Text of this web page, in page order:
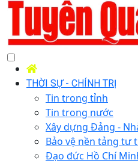
THỜI SỰ - CHÍNH TRỊ
Tin trong tỉnh
Tin trong nước
Xây dựng Đảng -
Bảo vệ nền tảng tư
Đạo đức Hồ Chí